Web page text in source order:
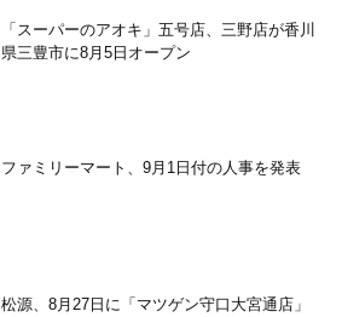
「スーパーのアオキ」五号店、三野店が香川
県三豊市に8月5日オープン
ファミリーマート、9月1日付の人事を発表
松源、8月27日に「マツゲン守口大宮通店」